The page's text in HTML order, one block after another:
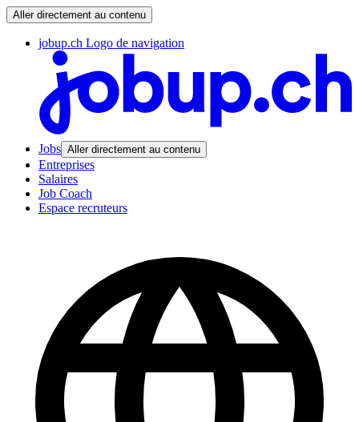
Aller directement au contenu
jobup.ch Logo de navigation
Jobs Aller directement au contenu
Entreprises
Salaires
Job Coach
Espace recruteurs